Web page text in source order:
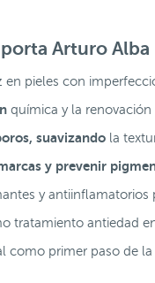
Arturo
pieles con
química y la renovación
suavizando la
y prevenir
y antiinflamatorios
tratamiento antiedad
como primer paso de